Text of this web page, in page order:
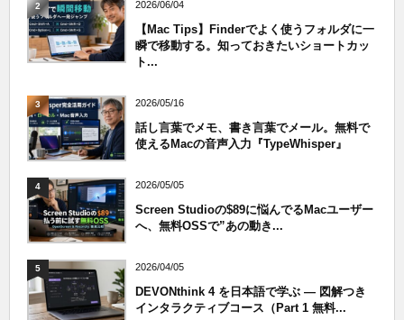
2 2026/06/04
【Mac Tips】Finderでよく使うフォルダに一
瞬で移動する。知っておきたいショートカッ
ト...
3 2026/05/16
話し言葉でメモ、書き言葉でメール。無料で
使えるMacの音声入力『TypeWhisper』
4 2026/05/05
Screen Studioの$89に悩んでるMacユーザー
へ、無料OSSで”あの動き...
5 2026/04/05
DEVONthink 4 を日本語で学ぶ — 図解つき
インタラクティブコース（Part 1 無料...